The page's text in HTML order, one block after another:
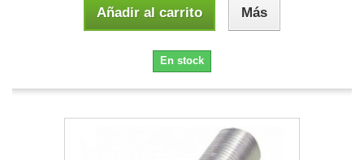
Añadir al carrito Más
En stock